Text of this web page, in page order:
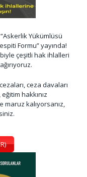
Yükümlüsü
Formu” yayında!
çeşitli hak ihlalleri
ceza davaları
hakkınız
kalıyorsanız,